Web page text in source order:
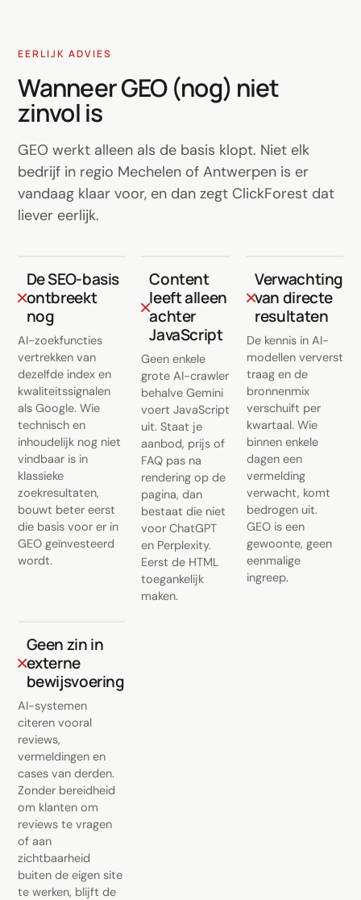
EERLIJK ADVIES
Wanneer GEO (nog) niet
zinvol is
GEO werkt alleen als de basis klopt. Niet elk
bedrijf in regio Mechelen of Antwerpen is er
vandaag klaar voor, en dan zegt ClickForest dat
liever eerlijk.
De SEO-basis
ontbreekt
nog
AI-zoekfuncties
vertrekken van
dezelfde index en
kwaliteitssignalen
als Google. Wie
technisch en
inhoudelijk nog niet
vindbaar is in
klassieke
zoekresultaten,
bouwt beter eerst
die basis voor er in
GEO geïnvesteerd
wordt.
Content
leeft alleen
achter
JavaScript
Geen enkele
grote AI-crawler
behalve Gemini
voert JavaScript
uit. Staat je
aanbod, prijs of
FAQ pas na
rendering op de
pagina, dan
bestaat die niet
voor ChatGPT
en Perplexity.
Eerst de HTML
toegankelijk
maken.
Verwachting
van directe
resultaten
De kennis in AI-
modellen ververst
traag en de
bronnenmix
verschuift per
kwartaal. Wie
binnen enkele
dagen een
vermelding
verwacht, komt
bedrogen uit.
GEO is een
gewoonte, geen
eenmalige
ingreep.
Geen zin in
externe
bewijsvoering
AI-systemen
citeren vooral
reviews,
vermeldingen en
cases van derden.
Zonder bereidheid
om klanten om
reviews te vragen
of aan
zichtbaarheid
buiten de eigen site
te werken, blijft de